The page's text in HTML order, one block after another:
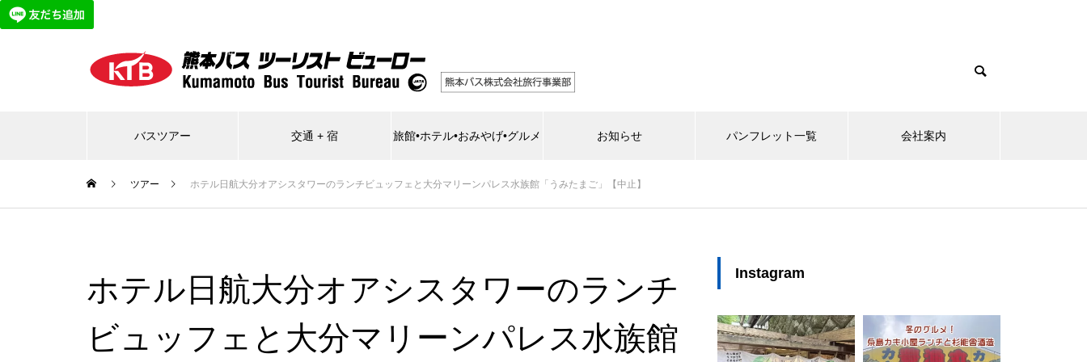
バスツアー 交通 + 宿 旅館•ホテル•おみやげ•グルメ お知らせ パンフレット一覧 会社案内
ツアー ホテル日航大分オアシスタワーのランチビュッフェと大分マリーンパレス水族館「うみたまご」【中止】
ホテル日航大分オアシスタワーのランチ
ビュッフェと大分マリーンパレス水族館
Instagram